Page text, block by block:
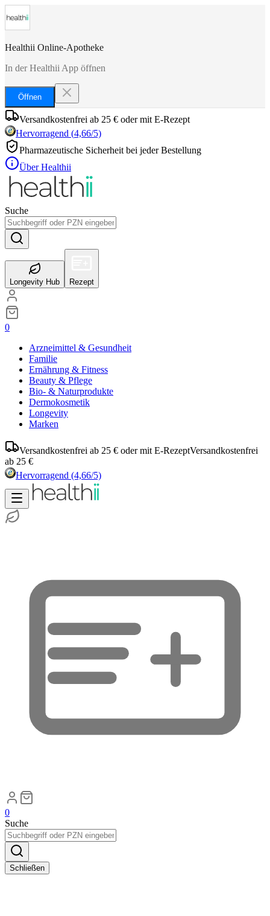
Healthii Online-Apotheke
In der Healthii App öffnen
Öffnen
Versandkostenfrei ab 25 € oder mit E-Rezept
Hervorragend (4,66/5)
Pharmazeutische Sicherheit bei jeder Bestellung
Über Healthii
Suche
Longevity Hub Rezept
0
Arzneimittel & Gesundheit
Familie
Ernährung & Fitness
Beauty & Pflege
Bio- & Naturprodukte
Dermokosmetik
Longevity
Marken
Versandkostenfrei ab 25 € oder mit E-RezeptVersandkostenfrei
ab 25 €
Hervorragend (4,66/5)
0
Suche
Schließen